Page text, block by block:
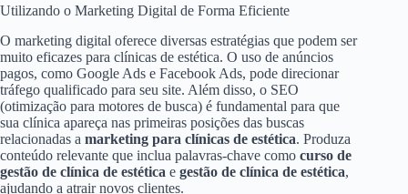
Utilizando o Marketing Digital de Forma Eficiente
O marketing digital oferece diversas estratégias que podem ser
muito eficazes para clínicas de estética. O uso de anúncios
pagos, como Google Ads e Facebook Ads, pode direcionar
tráfego qualificado para seu site. Além disso, o SEO
(otimização para motores de busca) é fundamental para que
sua clínica apareça nas primeiras posições das buscas
relacionadas a marketing para clínicas de estética. Produza
conteúdo relevante que inclua palavras-chave como curso de
gestão de clínica de estética e gestão de clínica de estética,
ajudando a atrair novos clientes.